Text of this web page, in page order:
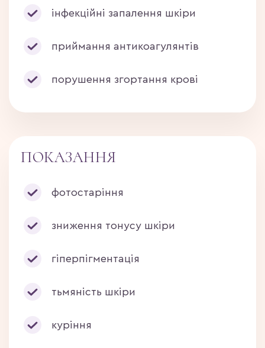
інфекційні запалення шкіри
приймання антикоагулянтів
порушення згортання крові
ПОКАЗАННЯ
фотостаріння
зниження тонусу шкіри
гіперпігментація
тьмяність шкіри
куріння